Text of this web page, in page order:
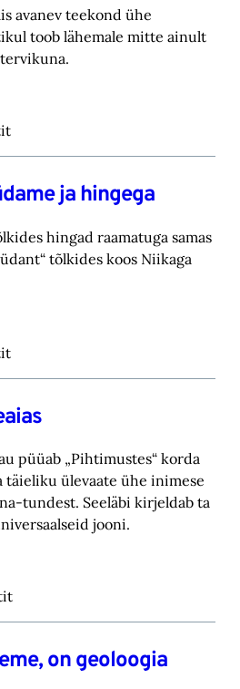
avanev teekond ühe
toob lähemale mitte ainult
ja hingega
hingad raamatuga samas
tõlkides koos Niikaga
püüab „Pihtimustes“ korda
täieliku ülevaate ühe inimese
tundest. Seeläbi kirjeldab ta
jooni.
on geoloogia